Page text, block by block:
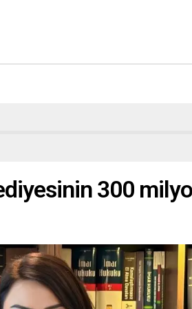
300